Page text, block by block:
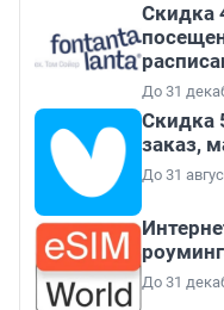
Cкидка
До 31
Скидка
заказ,
До 31
До 31